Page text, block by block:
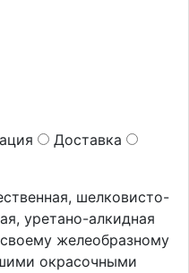
Доставка
шелковисто-
уретано-алкидная
желеобразному
окрасочными